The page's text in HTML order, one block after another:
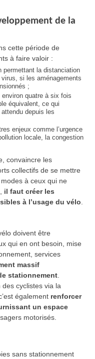
de la
cette période de
à faire valoir :
permettant la distanciation
si les aménagements
;
environ quatre à six fois
équivalent, ce qui
depuis les
enjeux comme l’urgence
locale, la congestion
convaincre les
collectifs de se mettre
à ceux qui ne
il faut créer les
à l’usage du vélo
doivent être
qui en ont besoin, mise
services
massif
stationnement
cyclistes via la
également renforcer
un espace
motorisés.
sans stationnement